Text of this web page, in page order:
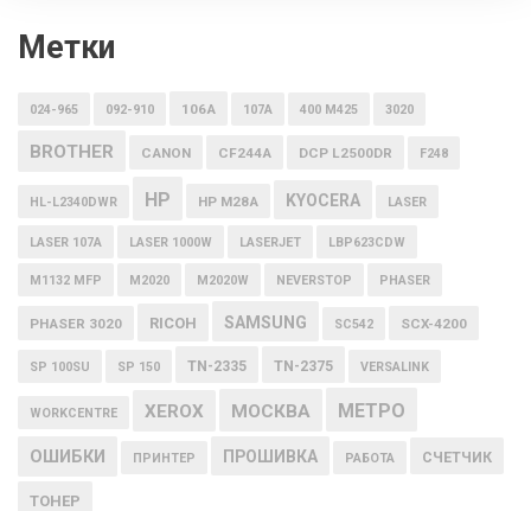
Метки
024-965 092-910 106A 107A 400 M425 3020
BROTHER CANON CF244A DCP L2500DR F248
HL-L2340DWR HP HP M28A KYOCERA LASER
LASER 107A LASER 1000W LASERJET LBP623CDW
M1132 MFP M2020 M2020W NEVERSTOP PHASER
PHASER 3020 RICOH SAMSUNG SC542 SCX-4200
SP 100SU SP 150 TN-2335 TN-2375 VERSALINK
WORKCENTRE XEROX МОСКВА МЕТРО
ОШИБКИ ПРИНТЕР ПРОШИВКА РАБОТА СЧЕТЧИК
ТОНЕР